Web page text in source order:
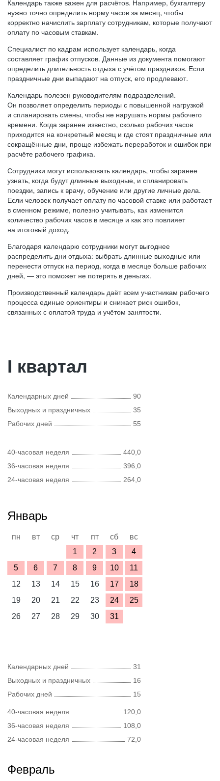
Календарь также важен для расчётов. Например, бухгалтеру
нужно точно определить норму часов за месяц, чтобы
корректно начислить зарплату сотрудникам, которые получают
оплату по часовым ставкам.
Специалист по кадрам использует календарь, когда
составляет график отпусков. Данные из документа помогают
определить длительность отдыха с учётом праздников. Если
праздничные дни выпадают на отпуск, его продлевают.
Календарь полезен руководителям подразделений.
Он позволяет определить периоды с повышенной нагрузкой
и спланировать смены, чтобы не нарушать нормы рабочего
времени. Когда заранее известно, сколько рабочих часов
приходится на конкретный месяц и где стоят праздничные или
сокращённые дни, проще избежать переработок и ошибок при
расчёте рабочего графика.
Сотрудники могут использовать календарь, чтобы заранее
узнать, когда будут длинные выходные, и спланировать
поездки, запись к врачу, обучение или другие личные дела.
Если человек получает оплату по часовой ставке или работает
в сменном режиме, полезно учитывать, как изменится
количество рабочих часов в месяце и как это повлияет
на итоговый доход.
Благодаря календарю сотрудники могут выгоднее
распределить дни отдыха: выбрать длинные выходные или
перенести отпуск на период, когда в месяце больше рабочих
дней, — это поможет не потерять в деньгах.
Производственный календарь даёт всем участникам рабочего
процесса единые ориентиры и снижает риск ошибок,
связанных с оплатой труда и учётом занятости.
I квартал
Календарных дней
90
Выходных и праздничных
35
Рабочих дней
55
40-часовая неделя
440,0
36-часовая неделя
396,0
24-часовая неделя
264,0
Январь
пн вт ср чт пт сб
вс
1
2 3
4
5
6 7 8 9 10
11
12
13 14 15 16 17
18
19
20 21 22 23 24
25
26
27 28 29 30 31
Календарных дней
31
Выходных и праздничных
16
Рабочих дней
15
40-часовая неделя
120,0
36-часовая неделя
108,0
24-часовая неделя
72,0
Февраль